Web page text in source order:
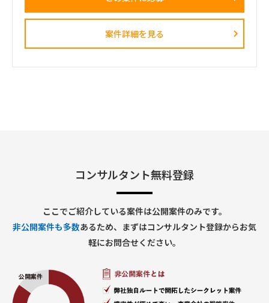
・既存RPAの改修・最適化
・運用設計およびマニュアル整備
・情報システム部門との連携・技術サポート
■体制：
案件詳細を見る
コンサルタント無料登録
ここでご紹介している案件は公開案件のみです。
非公開案件も多数あるため、まずはコンサルタント登録からお気
軽にお問合せください。